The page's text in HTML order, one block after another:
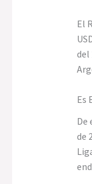
El
del
Es
De
de